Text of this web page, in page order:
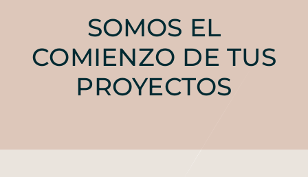
SOMOS EL
COMIENZO DE TUS
PROYECTOS